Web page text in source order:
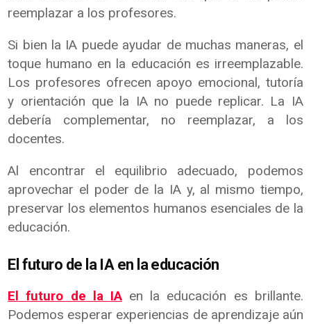
reemplazar a los profesores.
Si bien la IA puede ayudar de muchas maneras, el
toque humano en la educación es irreemplazable.
Los profesores ofrecen apoyo emocional, tutoría
y orientación que la IA no puede replicar. La IA
debería complementar, no reemplazar, a los
docentes.
Al encontrar el equilibrio adecuado, podemos
aprovechar el poder de la IA y, al mismo tiempo,
preservar los elementos humanos esenciales de la
educación.
El futuro de la IA en la educación
El futuro de la IAen la educación es brillante.
Podemos esperar experiencias de aprendizaje aún